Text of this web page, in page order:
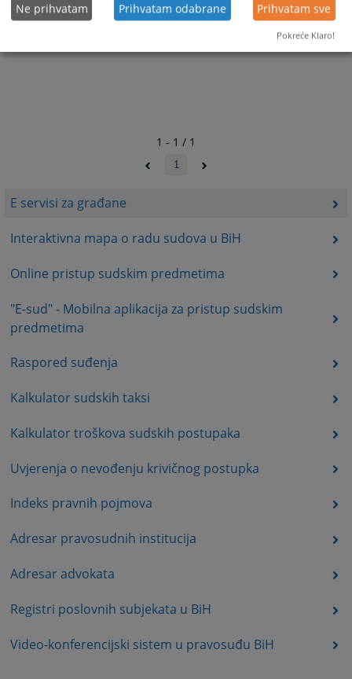
E servisi za građane
Interaktivna mapa o radu sudova u BiH
Online pristup sudskim predmetima
"E-sud" - Mobilna aplikacija za pristup sudskim
predmetima
Raspored suđenja
Kalkulator sudskih taksi
Kalkulator troškova sudskih postupaka
Uvjerenja o nevođenju krivičnog postupka
Indeks pravnih pojmova
Adresar pravosudnih institucija
Adresar advokata
Registri poslovnih subjekata u BiH
Video-konferencijski sistem u pravosuđu BiH
1 - 1 / 1
1
Ne prihvatam Prihvatam odabrane Prihvatam sve
Pokreće Klaro!